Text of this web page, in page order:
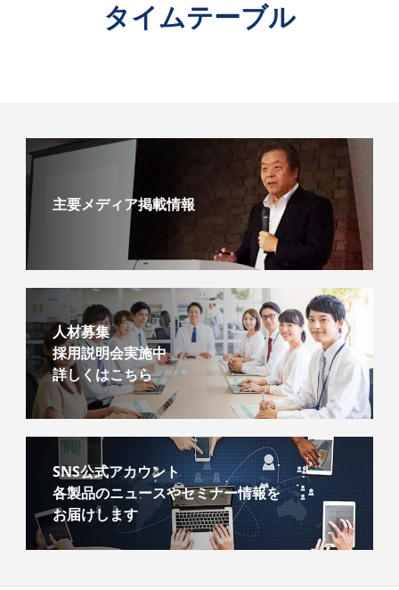
タイムテーブル
主要メディア掲載情報
人材募集
採用説明会実施中
詳しくはこちら
SNS公式アカウント
各製品のニュースやセミナー情報を
お届けします